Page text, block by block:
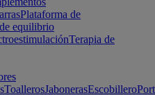
Plataforma de
equilibrio
Terapia de
ToallerosJabonerasEscobillero